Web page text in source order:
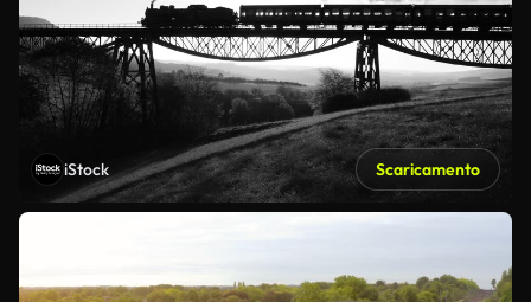
iStock Scaricamento